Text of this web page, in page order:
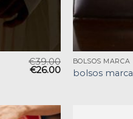
€39.00
€26.00
BOLSOS MARCA
bolsos marca